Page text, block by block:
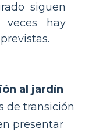
siguen
hay
al jardín
de transición
presentar